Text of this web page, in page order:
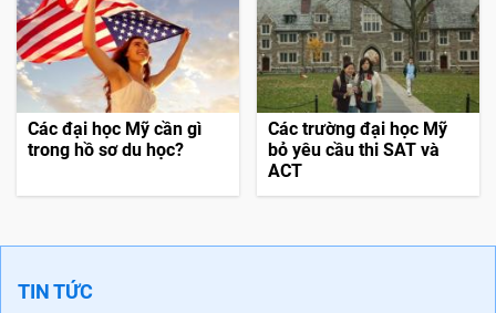
Các đại học Mỹ cần gì
trong hồ sơ du học?
Các trường đại học Mỹ
bỏ yêu cầu thi SAT và
ACT
TIN TỨC